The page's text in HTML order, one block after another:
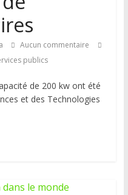
Aucun commentaire
publics
de 200 kw ont été
et des Technologies